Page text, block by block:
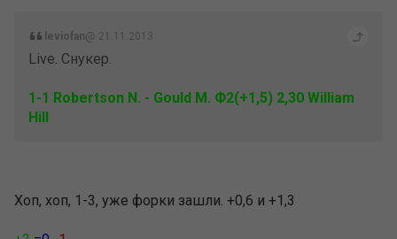
leviofan@ 21.11.2013
Live. Снукер.
1-1 Robertson N. - Gould M. Ф2(+1,5) 2,30 William
Hill
Хоп, хоп, 1-3, уже форки зашли. +0,6 и +1,3